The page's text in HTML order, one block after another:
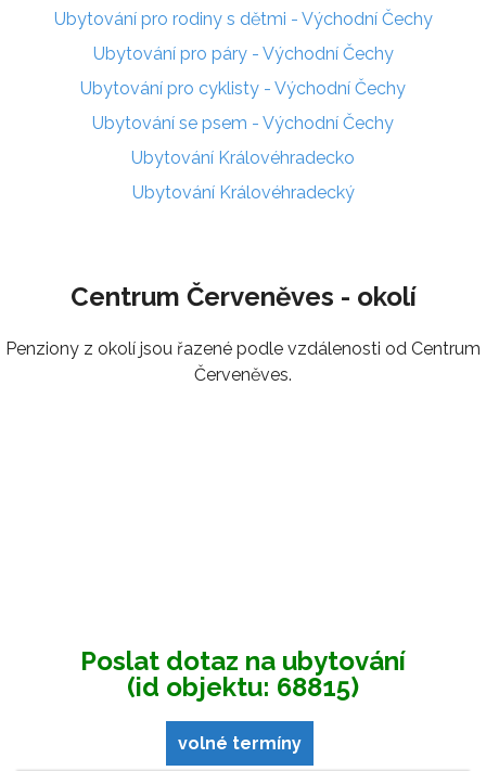
Ubytování pro rodiny s dětmi - Východní Čechy
Ubytování pro páry - Východní Čechy
Ubytování pro cyklisty - Východní Čechy
Ubytování se psem - Východní Čechy
Ubytování Královéhradecko
Ubytování Královéhradecký
Centrum Červeněves - okolí
Penziony z okolí jsou řazené podle vzdálenosti od Centrum
Červeněves.
Poslat dotaz na ubytování
(id objektu: 68815)
volné termíny